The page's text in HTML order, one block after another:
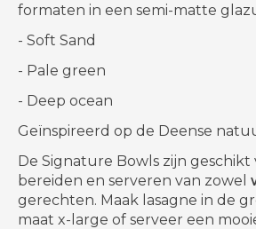
formaten in een semi-matte
- Soft Sand
- Pale green
- Deep ocean
Geïnspireerd op de Deense
De Signature Bowls zijn geschikt
bereiden en serveren van zowel
gerechten. Maak lasagne in de
maat x-large of serveer een